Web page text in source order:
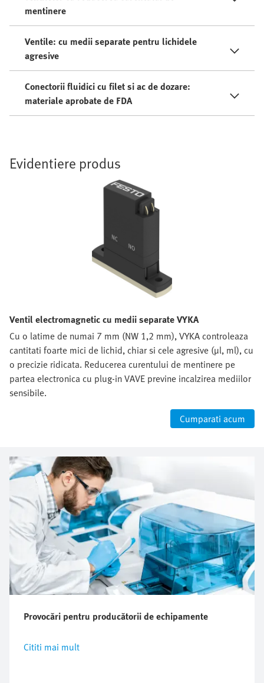
mentinere
Ventile: cu medii separate pentru lichidele
agresive
Conectorii fluidici cu filet si ac de dozare:
materiale aprobate de FDA
Evidentiere produs
Ventil electromagnetic cu medii separate VYKA
Cu o latime de numai 7 mm (NW 1,2 mm), VYKA controleaza
cantitati foarte mici de lichid, chiar si cele agresive (µl, ml), cu
o precizie ridicata. Reducerea curentului de mentinere pe
partea electronica cu plug-in VAVE previne incalzirea mediilor
sensibile.
Cumparati acum
Provocări pentru producătorii de echipamente
Cititi mai mult